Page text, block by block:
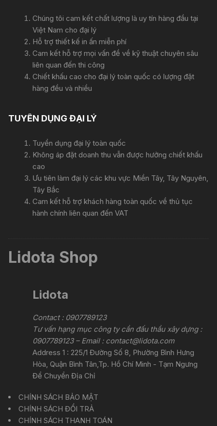
Chúng tôi cam kết chất lượng là uy tín hàng đầu tại
Việt Nam cho đại lý
Hỗ trợ thiết kế in ấn miễn phí
Cam kết hỗ trợ mọi vấn đề về kỹ thuật chuyên sâu
liên quan đến thi công
Chiết khấu cao cho đại lý toàn quốc có lượng đặt
hàng đều và nhiều
TUYỂN DỤNG ĐẠI LÝ
Tuyển dụng đại lý toàn quốc
Không áp đặt doanh thu vẫn được hưởng chiết khấu
cao
Ưu tiên làm đại lý các khu vực Miền Tây, Tây Nguyên,
Tây Bắc
Cam kết hỗ trợ khách hàng toàn quốc về thủ tục
hành chính liên quan đến VAT
Lidota Shop
Lidota
Contact : 0907789123
Tư vấn hạng mục công ty cần đấu thầu xây dựng :
0907789123 – Email : contact@lidota.com
Address 1 : 225/1 Đường Số 8, Phường Bình Hưng
Hòa, Quận Bình Tân,Tp. Hồ Chí Minh - Tạm Ngưng
Để Chuyển Địa Chỉ
CHÍNH SÁCH BẢO MẬT
CHÍNH SÁCH ĐỔI TRẢ
CHÍNH SÁCH THANH TOÁN